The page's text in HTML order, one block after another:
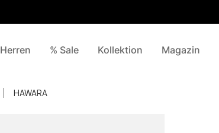
Herren % Sale Kollektion Magazin
HAWARA